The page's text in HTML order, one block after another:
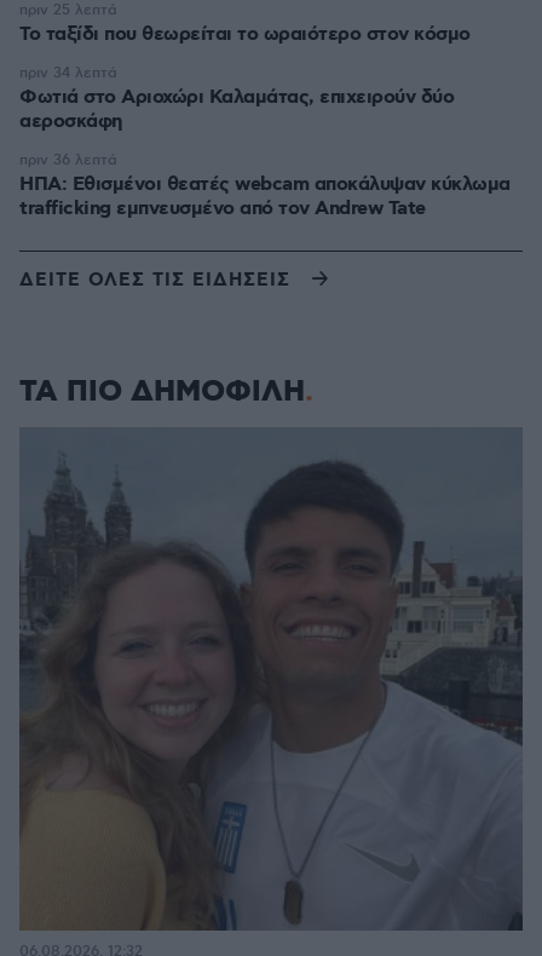
Το ταξίδι που θεωρείται το ωραιότερο στον κόσμο
πριν 25 λεπτά
Φωτιά στο Αριοχώρι Καλαμάτας, επιχειρούν δύο
αεροσκάφη
πριν 34 λεπτά
ΗΠΑ: Εθισμένοι θεατές webcam αποκάλυψαν κύκλωμα
trafficking εμπνευσμένο από τον Andrew Tate
πριν 36 λεπτά
ΔΕΙΤΕ ΟΛΕΣ ΤΙΣ ΕΙΔΗΣΕΙΣ
ΤΑ ΠΙΟ ΔΗΜΟΦΙΛΗ
06.08.2026, 12:32